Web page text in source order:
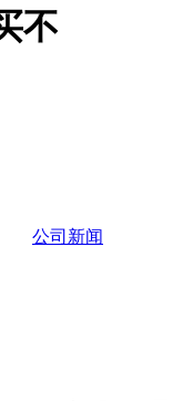
不
公司新闻